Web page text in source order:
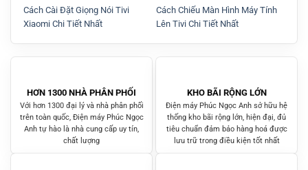
Cách Cài Đặt Giọng Nói Tivi
Xiaomi Chi Tiết Nhất
Cách Chiếu Màn Hình Máy Tính
Lên Tivi Chi Tiết Nhất
HƠN 1300 NHÀ PHÂN PHỐI
Với hơn 1300 đại lý và nhà phân phối
trên toàn quốc, Điện máy Phúc Ngọc
Anh tự hào là nhà cung cấp uy tín,
chất lượng
KHO BÃI RỘNG LỚN
Điện máy Phúc Ngọc Anh sở hữu hệ
thống kho bãi rộng lớn, hiện đại, đủ
tiêu chuẩn đảm bảo hàng hoá được
lưu trữ trong điều kiện tốt nhất